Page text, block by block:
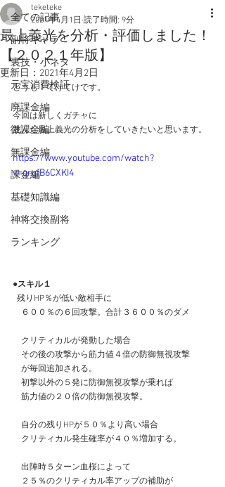
全ての記事
副将キャラ
裏技・小ネタ
元宝消費検証
廃課金編
微課金編
無課金編
課金編
基礎知識編
神将交換副将
ランキング
最上義光を分析・評価しました！
【２０２１年版】
teketeke
2021年4月1日 読了時間: 9分
更新日： 2021年4月2日
どうも！てけてけです。
今回は新しくガチャに
並んだ最上義光の分析をしていきたいと思います。
https://www.youtube.com/watch?
v=qrgfB6CXKI4
●スキル１
  残りHP％が低い敵相手に
６００％の６回攻撃。合計３６００％のダメ
クリティカルが発動した場合
その後の攻撃から筋力値４倍の防御無視攻撃
が毎回追加される。
初撃以外の５発に防御無視攻撃が乗れば
筋力値の２０倍の防御無視攻撃。
自分の残りHPが５０％より高い場合
クリティカル発生確率が４０％増加する。
出陣時５ターン血桜によって
２５％のクリティカル率アップの補助が